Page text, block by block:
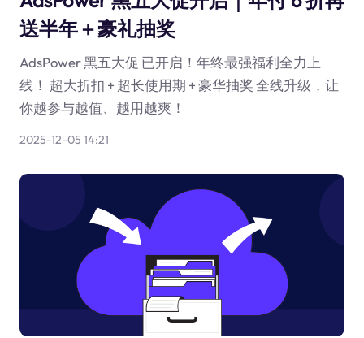
送半年＋豪礼抽奖
AdsPower 黑五大促 已开启！年终最强福利全力上
线！ 超大折扣 + 超长使用期 + 豪华抽奖 全线升级，让
你越参与越值、越用越爽！
2025-12-05 14:21